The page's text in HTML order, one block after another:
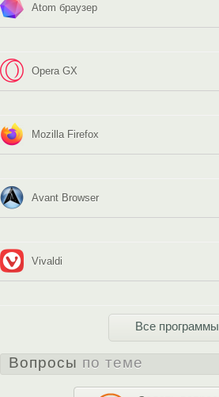
Atom браузер
Opera GX
Mozilla Firefox
Avant Browser
Vivaldi
Все программы
Вопросы по теме